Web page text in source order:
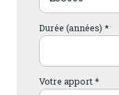
Durée (années) *
Votre apport *